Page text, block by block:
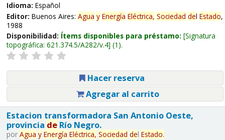
Idioma: Español
Editor: Buenos Aires: Agua y Energía Eléctrica, Sociedad del Estado,
1988
Disponibilidad: Ítems disponibles para préstamo: Signatura
topográfica: 621.374.5/A282/v.4 (1).
Hacer reserva
Agregar al carrito
Estacion transformadora San Antonio Oeste,
provincia deRío Negro.
por Agua y Energía Eléctrica, Sociedad del Estado.